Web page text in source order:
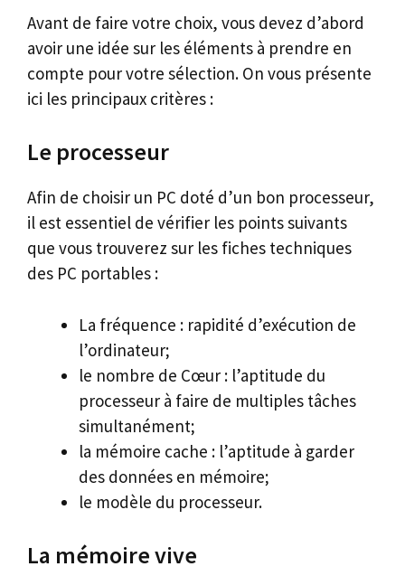
Avant de faire votre choix, vous devez d’abord
avoir une idée sur les éléments à prendre en
compte pour votre sélection. On vous présente
ici les principaux critères :
Le processeur
Afin de choisir un PC doté d’un bon processeur,
il est essentiel de vérifier les points suivants
que vous trouverez sur les fiches techniques
des PC portables :
La fréquence : rapidité d’exécution de
l’ordinateur;
le nombre de Cœur : l’aptitude du
processeur à faire de multiples tâches
simultanément;
la mémoire cache : l’aptitude à garder
des données en mémoire;
le modèle du processeur.
La mémoire vive